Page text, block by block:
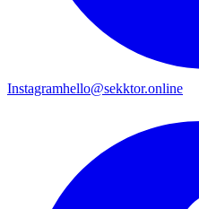
Instagramhello@sekktor.online